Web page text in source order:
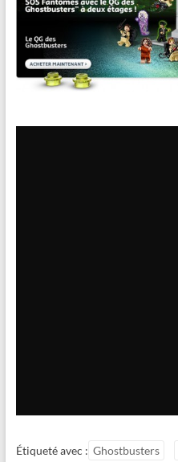
Étiqueté avec : Ghostbusters